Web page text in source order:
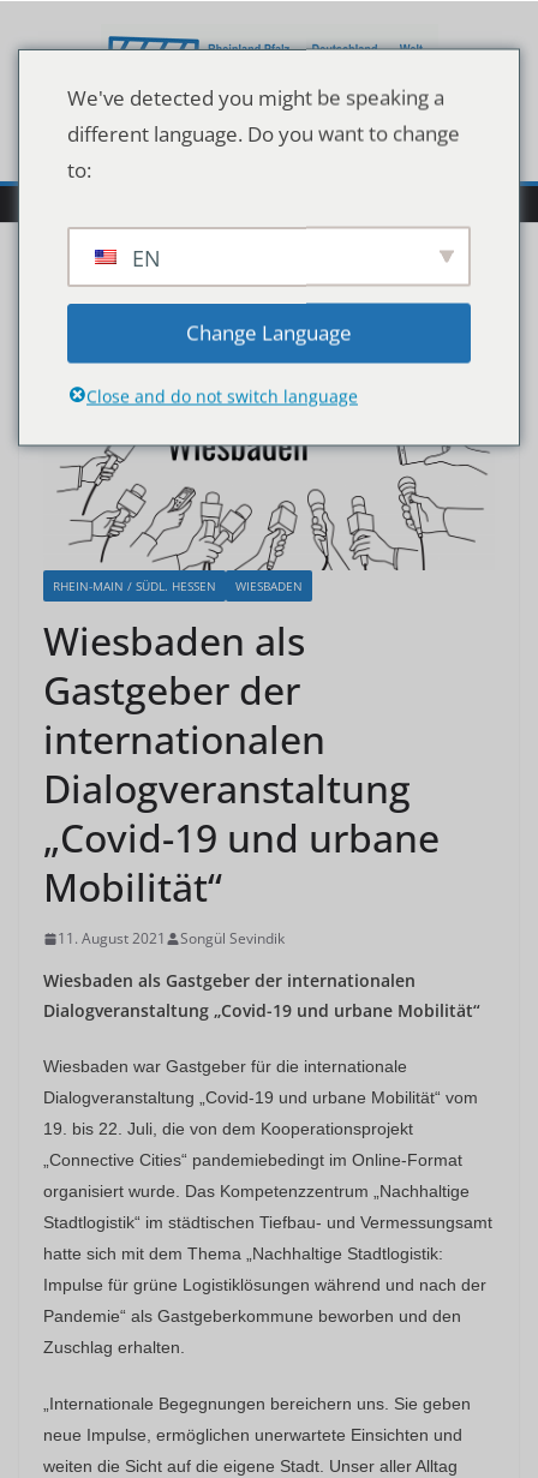
Inhalt
RHEIN-MAIN / SÜDL. HESSEN WIESBADEN
Wiesbaden als
Gastgeber der
internationalen
Dialogveranstaltung
„Covid-19 und urbane
Mobilität“
11. August 2021 Songül Sevindik
Wiesbaden als Gastgeber der internationalen
Dialogveranstaltung „Covid-19 und urbane Mobilität“
Wiesbaden war Gastgeber für die internationale
Dialogveranstaltung „Covid-19 und urbane Mobilität“ vom
19. bis 22. Juli, die von dem Kooperationsprojekt
„Connective Cities“ pandemiebedingt im Online-Format
organisiert wurde. Das Kompetenzzentrum „Nachhaltige
Stadtlogistik“ im städtischen Tiefbau- und Vermessungsamt
hatte sich mit dem Thema „Nachhaltige Stadtlogistik:
Impulse für grüne Logistiklösungen während und nach der
Pandemie“ als Gastgeberkommune beworben und den
Zuschlag erhalten.
„Internationale Begegnungen bereichern uns. Sie geben
neue Impulse, ermöglichen unerwartete Einsichten und
weiten die Sicht auf die eigene Stadt. Unser aller Alltag
We've detected you might be speaking a
different language. Do you want to change
to:
EN
Change Language
Close and do not switch language